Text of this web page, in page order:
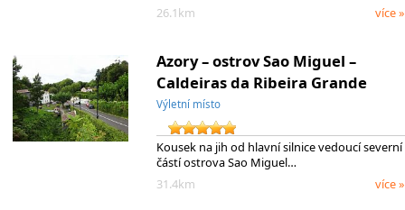
26.1km
více »
Azory – ostrov Sao Miguel –
Caldeiras da Ribeira Grande
Výletní místo
Kousek na jih od hlavní silnice vedoucí severní
částí ostrova Sao Miguel…
31.4km
více »